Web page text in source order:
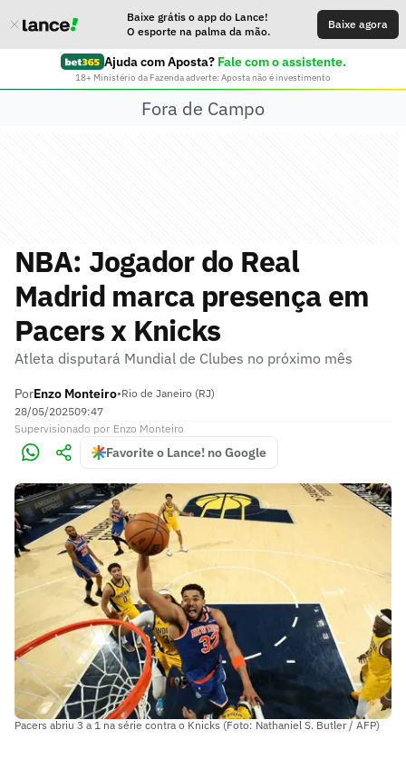
Baixe grátis o app do Lance!
O esporte na palma da mão.
Baixe agora
Ajuda com Aposta? Fale com o assistente.
18+ Ministério da Fazenda adverte: Aposta não é investimento
Fora de Campo
NBA: Jogador do Real
Madrid marca presença em
Pacers x Knicks
Atleta disputará Mundial de Clubes no próximo mês
PorEnzo Monteiro•Rio de Janeiro (RJ)
28/05/202509:47
Supervisionado por Enzo Monteiro
Favorite o Lance! no Google
Pacers abriu 3 a 1 na série contra o Knicks (Foto: Nathaniel S. Butler / AFP)